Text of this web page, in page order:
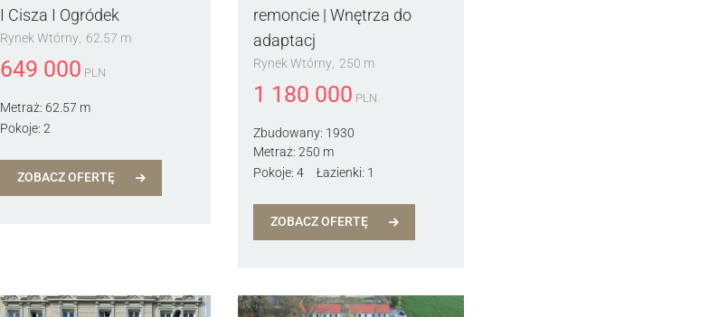
I Cisza I Ogródek
Rynek Wtórny 62.57 m
649 000 PLN
Metraż: 62.57 m
Pokoje: 2
ZOBACZ OFERTĘ
remoncie | Wnętrza do
adaptacj
Rynek Wtórny 250 m
1 180 000 PLN
Zbudowany: 1930
Metraż: 250 m
Pokoje: 4 Łazienki: 1
ZOBACZ OFERTĘ